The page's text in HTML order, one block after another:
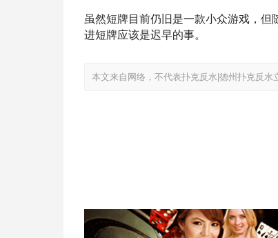
虽然短牌目前仍旧是一款小众游戏，
进短牌应该是迟早的事。
本文来自网络，不代表扑克反水|德州扑克反